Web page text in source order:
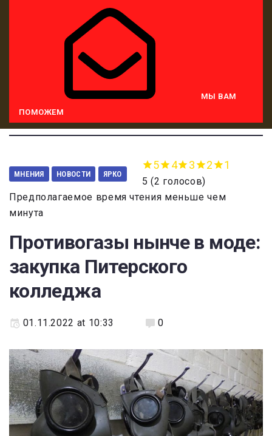
МЫ ВАМ
ПОМОЖЕМ
МНЕНИЯ НОВОСТИ ЯРКО
5 4 3 2 1
5 (2 голосов)
Предполагаемое время чтения меньше чем
минута
Противогазы нынче в моде:
закупка Питерского
колледжа
01.11.2022 at 10:33 0